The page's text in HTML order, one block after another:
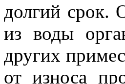
долгий срок.
из воды
других
от износа